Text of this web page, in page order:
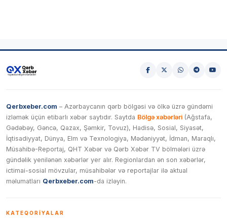
Qerbxeber.com – Azərbaycanın qərb bölgəsi və ölkə üzrə gündəmi
izləmək üçün etibarlı xəbər saytıdır. Saytda Bölgə xəbərləri (Ağstafa,
Gədəbəy, Gəncə, Qazax, Şəmkir, Tovuz), Hadisə, Sosial, Siyasət,
İqtisadiyyat, Dünya, Elm və Texnologiya, Mədəniyyət, İdman, Maraqlı,
Müsahibə-Reportaj, QHT Xəbər və Qərb Xəbər TV bölmələri üzrə
gündəlik yenilənən xəbərlər yer alır. Regionlardan ən son xəbərlər,
ictimai-sosial mövzular, müsahibələr və reportajlar ilə aktual
məlumatları Qerbxeber.com-da izləyin.
KATEQORIYALAR